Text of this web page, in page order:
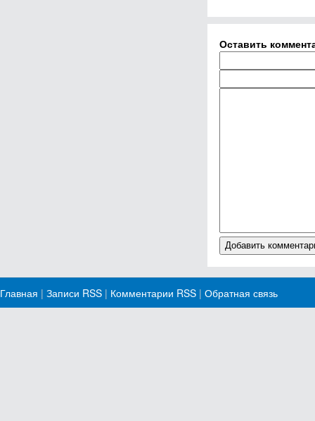
Оставить
Главная | Записи RSS | Комментарии RSS | Обратная связь